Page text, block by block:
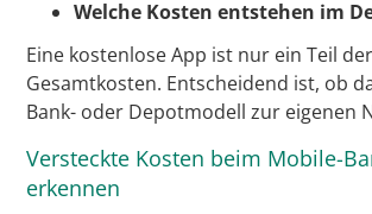
Welche Kosten entstehen im
Eine kostenlose App ist nur ein Teil der
Gesamtkosten. Entscheidend ist, ob
Bank- oder Depotmodell zur eigenen
Versteckte Kosten beim Mobile-
erkennen